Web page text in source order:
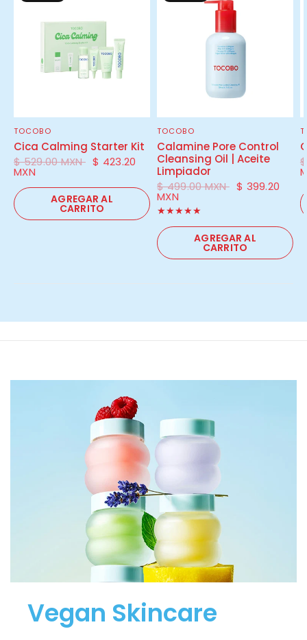
TOCOBO
Cica Calming Starter Kit
$ 529.00 MXN $ 423.20
MXN
AGREGAR AL
CARRITO
TOCOBO
Calamine Pore Control
Cleansing Oil | Aceite
Limpiador
$ 499.00 MXN $ 399.20
MXN
AGREGAR AL
CARRITO
Vegan Skincare